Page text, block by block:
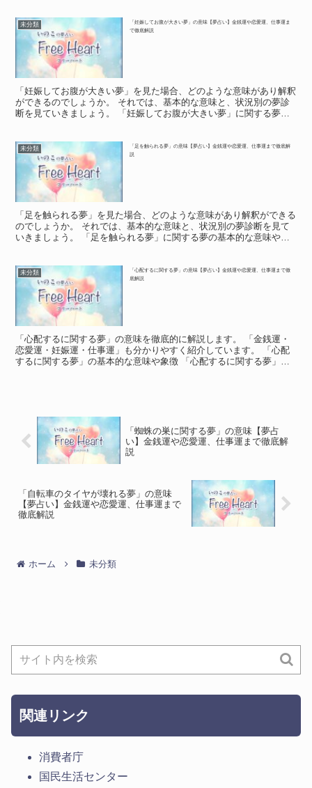
未分類
「妊娠してお腹が大きい夢」の意味【夢占い】金銭運や恋愛運、仕事運ま
で徹底解説
「妊娠してお腹が大きい夢」を見た場合、どのような意味があり解釈
ができるのでしょうか。 それでは、基本的な意味と、状況別の夢診
断を見ていきましょう。 「妊娠してお腹が大きい夢」に関する夢の
未分類
「足を触られる夢」の意味【夢占い】金銭運や恋愛運、仕事運まで徹底解
説
「足を触られる夢」を見た場合、どのような意味があり解釈ができる
のでしょうか。 それでは、基本的な意味と、状況別の夢診断を見て
いきましょう。 「足を触られる夢」に関する夢の基本的な意味や象
未分類
「心配するに関する夢」の意味【夢占い】金銭運や恋愛運、仕事運まで徹
底解説
「心配するに関する夢」の意味を徹底的に解説します。 「金銭運・
恋愛運・妊娠運・仕事運」も分かりやすく紹介しています。 「心配
するに関する夢」の基本的な意味や象徴 「心配するに関する夢」の
「蜘蛛の巣に関する夢」の意味【夢占
い】金銭運や恋愛運、仕事運まで徹底解
説
「自転車のタイヤが壊れる夢」の意味
【夢占い】金銭運や恋愛運、仕事運まで
徹底解説
ホーム 未分類
関連リンク
消費者庁
国民生活センター